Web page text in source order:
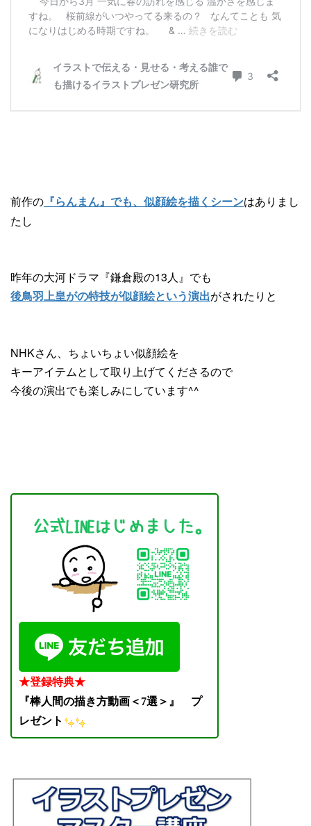
前作の 『らんまん』でも、似顔絵を描くシーンはありまし
たし
昨年の大河ドラマ『鎌倉殿の13人』でも
後鳥羽上皇がの特技が似顔絵という演出がされたりと
NHKさん、ちょいちょい似顔絵を
キーアイテムとして取り上げてくださるので
今後の演出でも楽しみにしています^^
★登録特典★
『棒人間の描き方動画＜7選＞』
プ
レゼント